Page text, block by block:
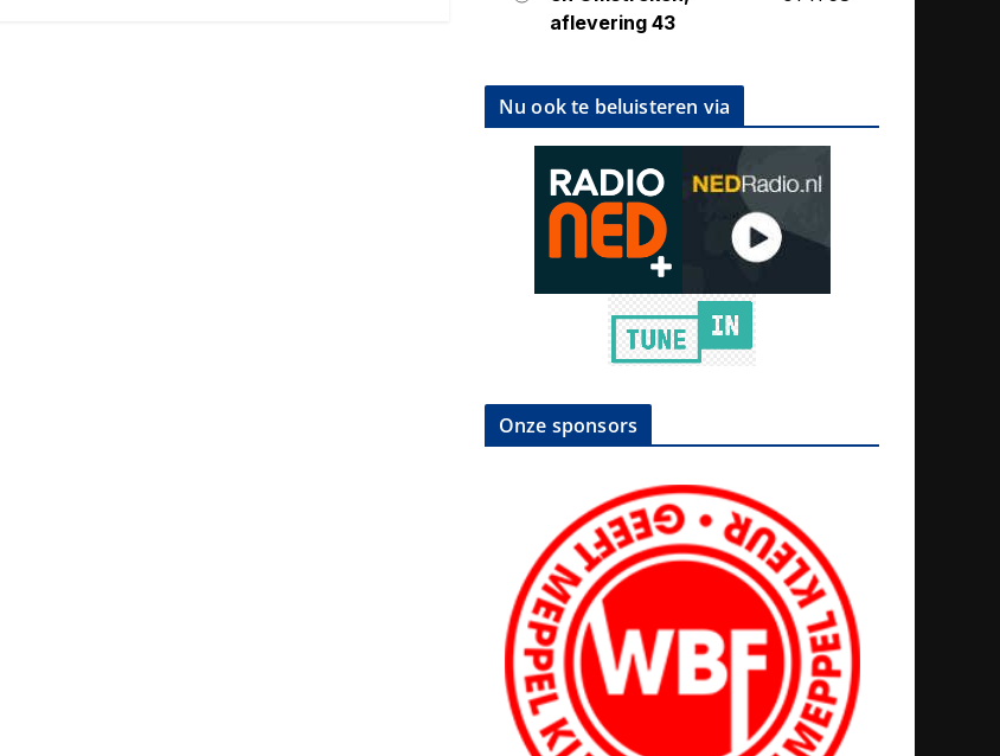
Nu ook te beluisteren via
Onze sponsors